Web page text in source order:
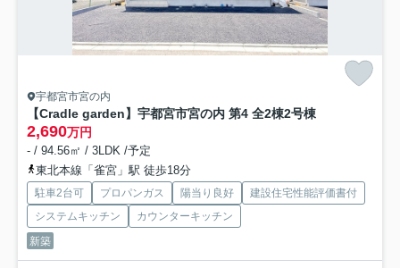
宇都宮市宮の内
【Cradle garden】宇都宮市宮の内 第4 全2棟2号棟
2,690万円
- / 94.56㎡ / 3LDK /予定
東北本線「雀宮」駅 徒歩18分
駐車2台可 プロパンガス 陽当り良好
建設住宅性能評価書付
システムキッチン
カウンターキッチン
新築